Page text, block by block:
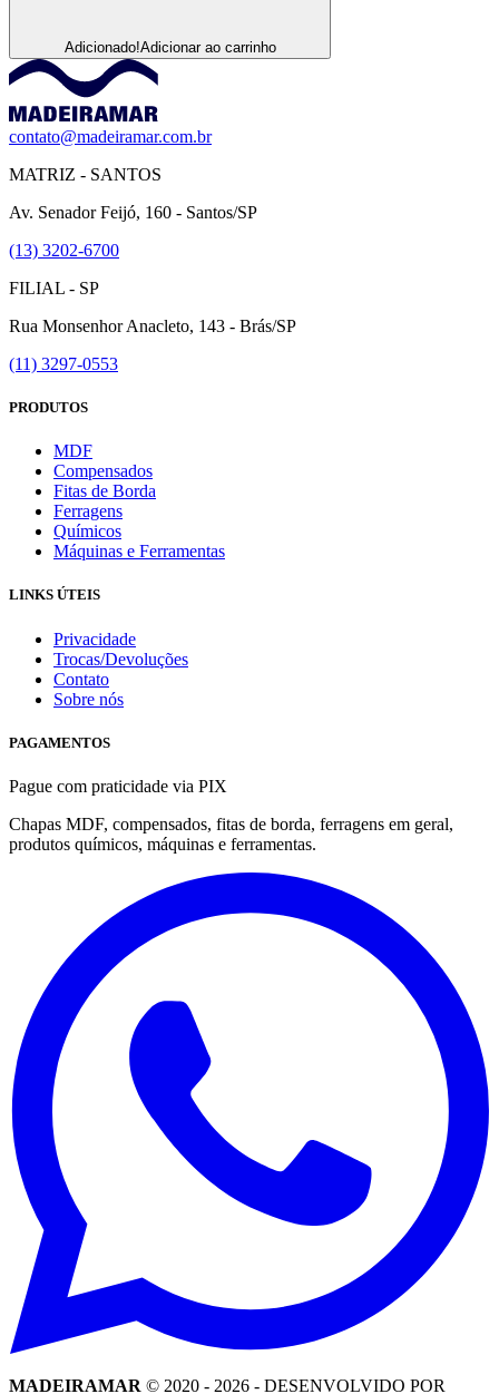
Adicionado!Adicionar ao carrinho
contato@madeiramar.com.br
MATRIZ - SANTOS
Av. Senador Feijó, 160 - Santos/SP
(13) 3202-6700
FILIAL - SP
Rua Monsenhor Anacleto, 143 - Brás/SP
(11) 3297-0553
PRODUTOS
MDF
Compensados
Fitas de Borda
Ferragens
Químicos
Máquinas e Ferramentas
LINKS ÚTEIS
Privacidade
Trocas/Devoluções
Contato
Sobre nós
PAGAMENTOS
Pague com praticidade via PIX
Chapas MDF, compensados, fitas de borda, ferragens em geral,
produtos químicos, máquinas e ferramentas.
MADEIRAMAR © 2020 - 2026 - DESENVOLVIDO POR